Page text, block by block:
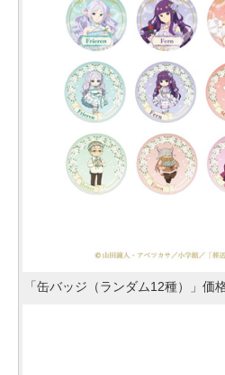
「缶バッジ（ランダム12種）」価